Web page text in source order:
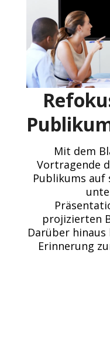
Mit dem
Vortragende
Publikums auf
projizierten
Darüber
Erinnerung